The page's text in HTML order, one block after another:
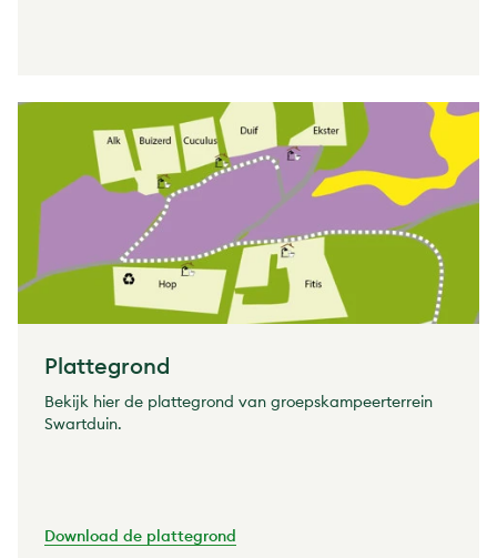
Plattegrond
Bekijk hier de plattegrond van groepskampeerterrein
Swartduin.
Download de plattegrond